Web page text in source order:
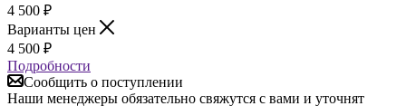
4 500 ₽
Варианты цен
4 500 ₽
Подробности
Сообщить о поступлении
Наши менеджеры обязательно свяжутся с вами и уточнят